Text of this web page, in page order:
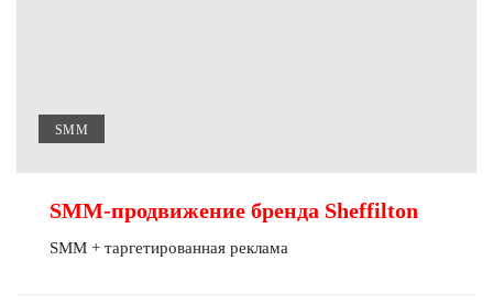
SMM
SMM-продвижение бренда Sheffilton
SMM + таргетированная реклама